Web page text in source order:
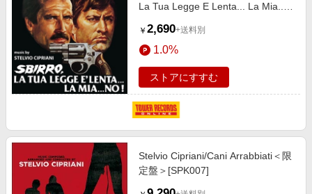
La Tua Legge E Lenta... La Mia...
￥ 2,690+送料別
1.0%
ストアにすすむ
Stelvio Cipriani/Cani Arrabbiati＜限
定盤＞[SPK007]